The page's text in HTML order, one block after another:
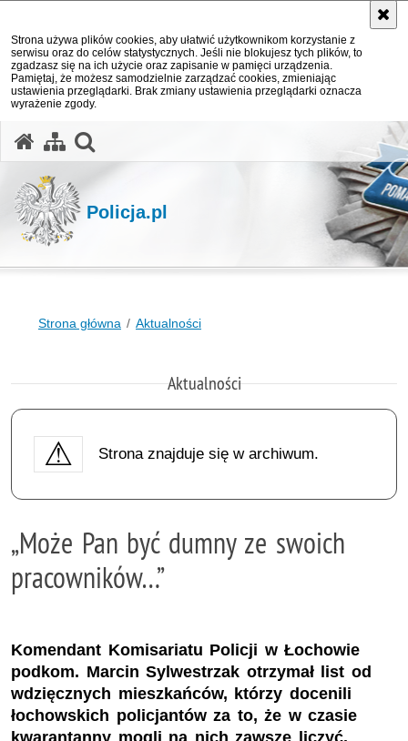
Strona używa plików cookies, aby ułatwić użytkownikom korzystanie z
serwisu oraz do celów statystycznych. Jeśli nie blokujesz tych plików, to
zgadzasz się na ich użycie oraz zapisanie w pamięci urządzenia.
Pamiętaj, że możesz samodzielnie zarządzać cookies, zmieniając
ustawienia przeglądarki. Brak zmiany ustawienia przeglądarki oznacza
wyrażenie zgody.
Policja.pl
Strona główna Aktualności
Aktualności
Strona znajduje się w archiwum.
„Może Pan być dumny ze swoich
pracowników…”
Komendant Komisariatu Policji w Łochowie
podkom. Marcin Sylwestrzak otrzymał list od
wdzięcznych mieszkańców, którzy docenili
łochowskich policjantów za to, że w czasie